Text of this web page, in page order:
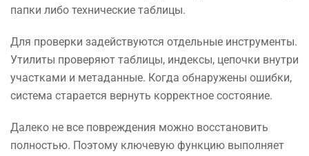
папки либо технические таблицы.
Для проверки задействуются отдельные инструменты.
Утилиты проверяют таблицы, индексы, цепочки внутри
участками и метаданные. Когда обнаружены ошибки,
система старается вернуть корректное состояние.
Далеко не все повреждения можно восстановить
полностью. Поэтому ключевую функцию выполняет